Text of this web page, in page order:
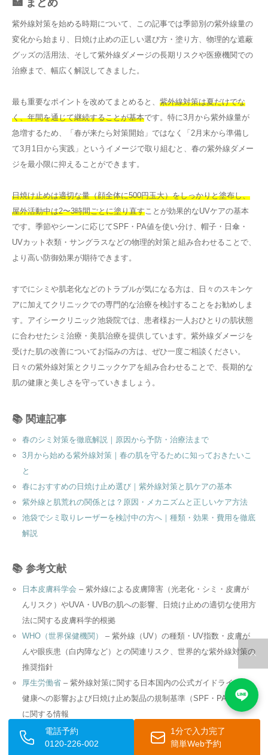
🏥 まとめ
紫外線対策を始める時期について、この記事では季節別の紫外線量の
変化から始まり、日焼け止めの正しい選び方・塗り方、物理的な遮蔽
グッズの活用法、そして紫外線ダメージの長期リスクや医療機関での
治療まで、幅広く解説してきました。
最も重要なポイントを改めてまとめると、 紫外線対策は夏だけでな
く、年間を通じて継続することが基本です。特に3月から紫外線量が
急増するため、「春が来たら対策開始」ではなく「2月末から準備し
て3月1日から実践」というイメージで取り組むと、春の紫外線ダメー
ジを最小限に抑えることができます。
日焼け止めは適切な量（顔全体に500円玉大）をしっかりと塗布し、
屋外活動中は2〜3時間ごとに塗り直すことが効果的なUVケアの基本
です。季節やシーンに応じてSPF・PA値を使い分け、帽子・日傘・
UVカット衣類・サングラスなどの物理的対策と組み合わせることで、
より高い防御効果が期待できます。
すでにシミや肌老化などのトラブルが気になる方は、日々のスキンケ
アに加えてクリニックでの専門的な治療を検討することをお勧めしま
す。アイシークリニック池袋院では、患者様お一人おひとりの肌状態
に合わせたシミ治療・美肌治療を提供しています。紫外線ダメージを
受けた肌の改善についてお悩みの方は、ぜひ一度ご相談ください。
日々の紫外線対策とクリニックケアを組み合わせることで、長期的な
肌の健康と美しさを守っていきましょう。
📚 関連記事
春のシミ対策を徹底解説｜原因から予防・治療法まで
3月から始める紫外線対策｜春の肌を守るために知っておきたいこ
と
春におすすめの日焼け止め選び｜紫外線対策と肌ケアの基本
紫外線と肌荒れの関係とは？原因・メカニズムと正しいケア方法
池袋でシミ取りレーザーを検討中の方へ｜種類・効果・費用を徹底
解説
📚 参考文献
日本皮膚科学会 – 紫外線による皮膚障害（光老化・シミ・皮膚が
んリスク）やUVA・UVBの肌への影響、日焼け止めの適切な使用方
法に関する皮膚科学的根拠
WHO（世界保健機関）
– 紫外線（UV）の種類・UV指数・皮膚が
んや眼疾患（白内障など）との関連リスク、世界的な紫外線対策の
推奨指針
厚生労働省– 紫外線対策に関する日本国内の公式ガイドライン・
健康への影響および日焼け止め製品の規制基準（SPF・PA表示）
に関する情報
監修者医師
電話予約
0120-226-002
1分で入力完了
簡単Web予約